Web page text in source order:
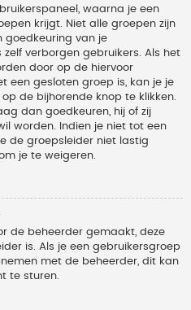
waarna je een
krijgt. Niet alle groepen zijn
goedkeuring van je
verborgen gebruikers. Als het
door op de hiervoor
een gesloten groep is, kan je je
de bijhorende knop te klikken.
dan goedkeuren, hij of zij
worden. Indien je niet tot een
de groepsleider niet lastig
je te weigeren.
de beheerder gemaakt, deze
is. Als je een gebruikersgroep
met de beheerder, dit kan
te sturen.